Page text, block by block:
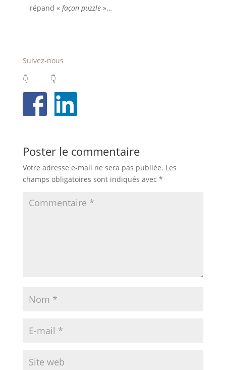
répand « façon puzzle »…
Suivez-nous
👇 👇
Poster le commentaire
Votre adresse e-mail ne sera pas publiée. Les
champs obligatoires sont indiqués avec *